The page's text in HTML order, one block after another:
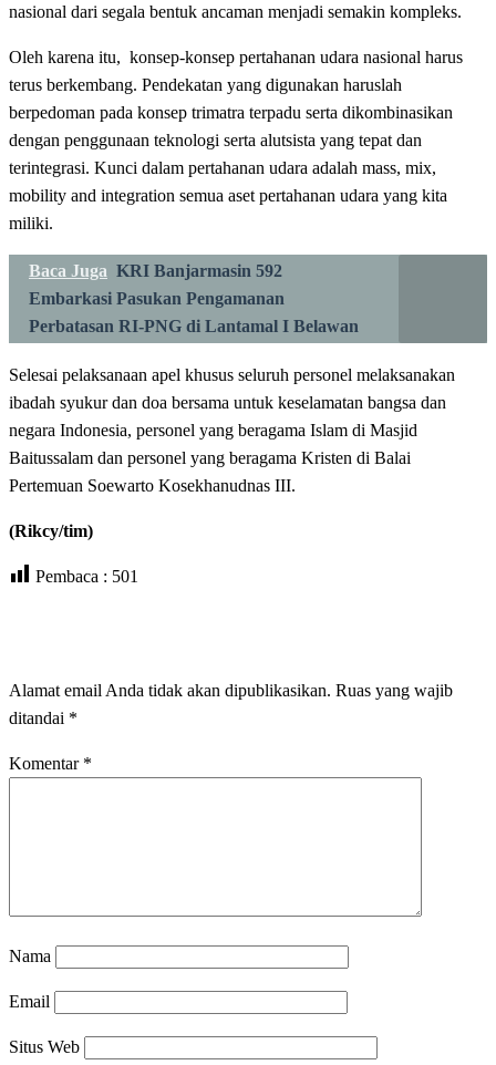
nasional dari segala bentuk ancaman menjadi semakin kompleks.
Oleh karena itu, konsep-konsep pertahanan udara nasional harus
terus berkembang. Pendekatan yang digunakan haruslah
berpedoman pada konsep trimatra terpadu serta dikombinasikan
dengan penggunaan teknologi serta alutsista yang tepat dan
terintegrasi. Kunci dalam pertahanan udara adalah mass, mix,
mobility and integration semua aset pertahanan udara yang kita
miliki.
Baca Juga KRI Banjarmasin 592
Embarkasi Pasukan Pengamanan
Perbatasan RI-PNG di Lantamal I Belawan
Selesai pelaksanaan apel khusus seluruh personel melaksanakan
ibadah syukur dan doa bersama untuk keselamatan bangsa dan
negara Indonesia, personel yang beragama Islam di Masjid
Baitussalam dan personel yang beragama Kristen di Balai
Pertemuan Soewarto Kosekhanudnas III.
(Rikcy/tim)
Pembaca : 501
Alamat email Anda tidak akan dipublikasikan. Ruas yang wajib
ditandai *
Komentar *
Nama
Email
Situs Web